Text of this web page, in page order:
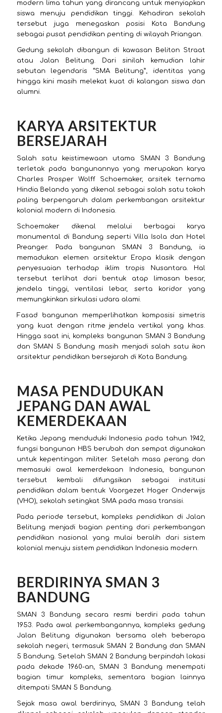
modern lima tahun yang dirancang untuk menyiapkan
siswa menuju pendidikan tinggi. Kehadiran sekolah
tersebut juga menegaskan posisi Kota Bandung
sebagai pusat pendidikan penting di wilayah Priangan.
Gedung sekolah dibangun di kawasan Beliton Straat
atau Jalan Belitung. Dari sinilah kemudian lahir
sebutan legendaris “SMA Belitung”, identitas yang
hingga kini masih melekat kuat di kalangan siswa dan
alumni.
KARYA ARSITEKTUR
BERSEJARAH
Salah satu keistimewaan utama SMAN 3 Bandung
terletak pada bangunannya yang merupakan karya
Charles Prosper Wolff Schoemaker, arsitek ternama
Hindia Belanda yang dikenal sebagai salah satu tokoh
paling berpengaruh dalam perkembangan arsitektur
kolonial modern di Indonesia.
Schoemaker dikenal melalui berbagai karya
monumental di Bandung seperti Villa Isola dan Hotel
Preanger. Pada bangunan SMAN 3 Bandung, ia
memadukan elemen arsitektur Eropa klasik dengan
penyesuaian terhadap iklim tropis Nusantara. Hal
tersebut terlihat dari bentuk atap limasan besar,
jendela tinggi, ventilasi lebar, serta koridor yang
memungkinkan sirkulasi udara alami.
Fasad bangunan memperlihatkan komposisi simetris
yang kuat dengan ritme jendela vertikal yang khas.
Hingga saat ini, kompleks bangunan SMAN 3 Bandung
dan SMAN 5 Bandung masih menjadi salah satu ikon
arsitektur pendidikan bersejarah di Kota Bandung.
MASA PENDUDUKAN
JEPANG DAN AWAL
KEMERDEKAAN
Ketika Jepang menduduki Indonesia pada tahun 1942,
fungsi bangunan HBS berubah dan sempat digunakan
untuk kepentingan militer. Setelah masa perang dan
memasuki awal kemerdekaan Indonesia, bangunan
tersebut kembali difungsikan sebagai institusi
pendidikan dalam bentuk Voorgezet Hoger Onderwijs
(VHO), sekolah setingkat SMA pada masa transisi.
Pada periode tersebut, kompleks pendidikan di Jalan
Belitung menjadi bagian penting dari perkembangan
pendidikan nasional yang mulai beralih dari sistem
kolonial menuju sistem pendidikan Indonesia modern.
BERDIRINYA SMAN 3
BANDUNG
SMAN 3 Bandung secara resmi berdiri pada tahun
1953. Pada awal perkembangannya, kompleks gedung
Jalan Belitung digunakan bersama oleh beberapa
sekolah negeri, termasuk SMAN 2 Bandung dan SMAN
5 Bandung. Setelah SMAN 2 Bandung berpindah lokasi
pada dekade 1960-an, SMAN 3 Bandung menempati
bagian timur kompleks, sementara bagian lainnya
ditempati SMAN 5 Bandung.
Sejak masa awal berdirinya, SMAN 3 Bandung telah